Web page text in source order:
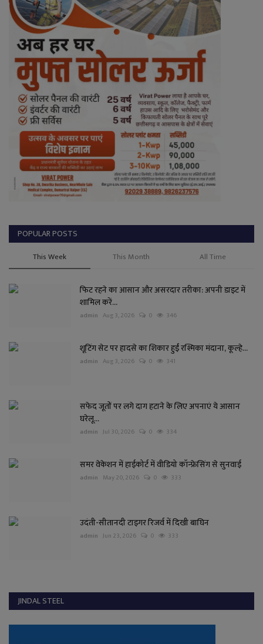
POPULAR POSTS
This Week This Month All Time
फिट रहने का आसान और असरदार तरीका: अपनी डाइट में
शामिल करें...
admin Aug 3, 2026 0 346
शूटिंग सेट पर हादसे का शिकार हुईं रश्मिका मंदाना, कूल्हे...
admin Aug 3, 2026 0 341
सफेद जूतों पर लगे दाग हटाने के लिए अपनाएं ये आसान
घरेलू...
admin Jul 30, 2026 0 334
समर वेकेशन में हाईकोर्ट में वीडियो कॉन्फ्रेसिंग से सुनवाई
admin May 20, 2026 0 333
उदंती-सीतानदी टाइगर रिजर्व में दिखी बाघिन
admin Jun 23, 2026 0 333
JINDAL STEEL